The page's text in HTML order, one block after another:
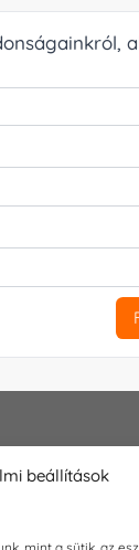
beállítások